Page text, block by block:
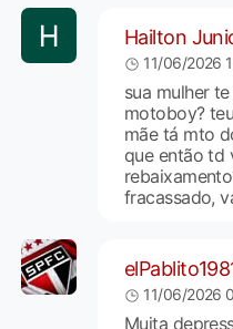
Hailton
11/06/2026
sua mulher
motoboy?
mãe tá mto
que então td
fracassado,
11/06/2026
Muita